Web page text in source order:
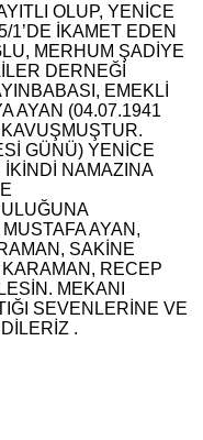
OLUP, YENİCE
1’DE İKAMET EDEN
MERHUM ŞADİYE
DERNEĞİ
EMEKLİ
AYAN (04.07.1941
GÜNÜ) YENİCE
İKİNDİ NAMAZINA
AYAN,
SAKİNE
RECEP
MEKANI
SEVENLERİNE VE
.